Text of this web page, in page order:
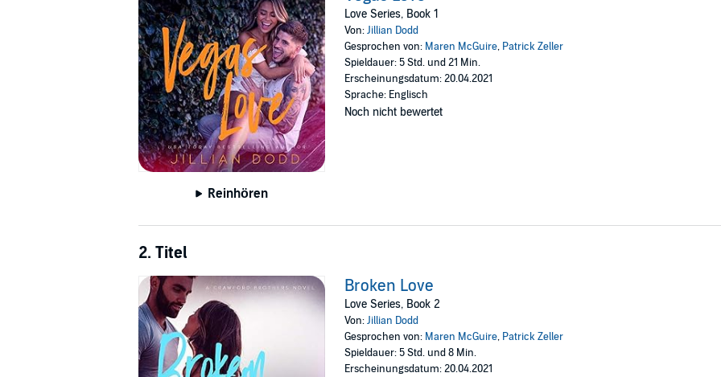
©2015 Jillian Dodd (P)2026 Jillian Dodd
Reinhören
Love Series, Book 1
Von:Jillian Dodd
Gesprochen von: Maren McGuire, Patrick Zeller
Spieldauer: 5 Std. und 21 Min.
Erscheinungsdatum: 20.04.2021
Sprache: Englisch
Noch nicht bewertet
2. Titel
Broken Love
Love Series, Book 2
Von:Jillian Dodd
Gesprochen von: Maren McGuire, Patrick Zeller
Spieldauer: 5 Std. und 8 Min.
Erscheinungsdatum: 20.04.2021